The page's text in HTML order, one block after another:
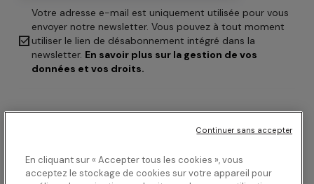

Votre adresse e-mail est uniquement utilisée pour vous
envoyer notre newsletter. Vous pouvez à tout moment
utiliser le lien de désabonnement intégré dans la
newsletter. En savoir plus sur la gestion de vos
données et vos droits.
En cliquant sur « Accepter tous les cookies », vous
acceptez le stockage de cookies sur votre appareil pour
Continuer sans accepter